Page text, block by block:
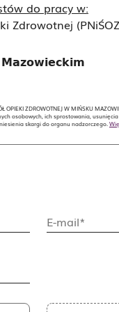
do pracy w:
Zdrowotnej
OPIEKI ZDROWOTNEJ W MIŃSKU
osobowych, ich sprostowania,
skargi do organu nadzorczego.
E-mail*